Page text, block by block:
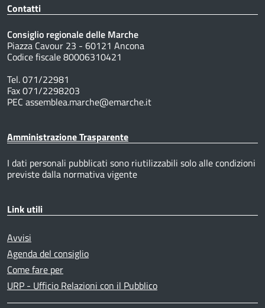
Contatti
Consiglio regionale delle Marche
Piazza Cavour 23 - 60121 Ancona
Codice fiscale 80006310421
Tel. 071/22981
Fax 071/2298203
PEC assemblea.marche@emarche.it
Amministrazione Trasparente
I dati personali pubblicati sono riutilizzabili solo alle condizioni
previste dalla normativa vigente
Link utili
Avvisi
Agenda del consiglio
Come fare per
URP - Ufficio Relazioni con il Pubblico